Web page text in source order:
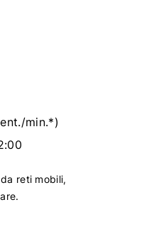
min.*)
reti mobili,